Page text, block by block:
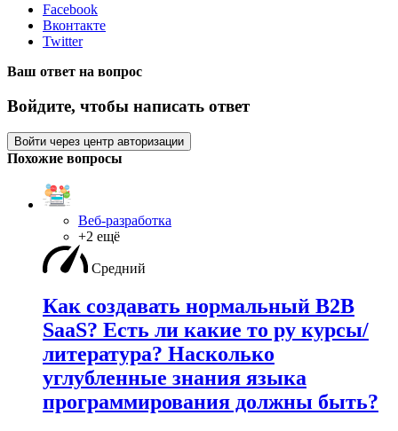
Facebook
Вконтакте
Twitter
Ваш ответ на вопрос
Войдите, чтобы написать ответ
Войти через центр авторизации
Похожие вопросы
Веб-разработка
+2 ещё
Средний
Как создавать нормальный B2B
SaaS? Есть ли какие то ру курсы/
литература? Насколько
углубленные знания языка
программирования должны быть?